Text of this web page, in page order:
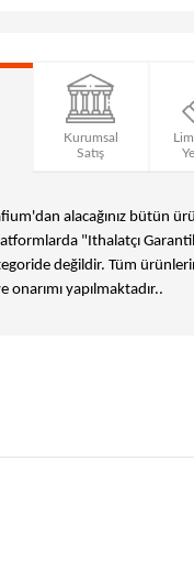
Kurumsal
Satış
alacağınız bütün
"Ithalatçı
değildir. Tüm
onarımı yapılmaktadır..